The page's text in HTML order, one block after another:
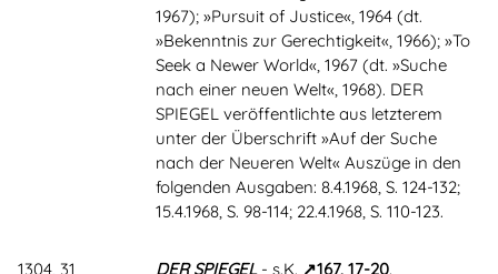
1967); »Pursuit of Justice«, 1964 (dt.
»Bekenntnis zur Gerechtigkeit«, 1966); »To
Seek a Newer World«, 1967 (dt. »Suche
nach einer neuen Welt«, 1968). DER
SPIEGEL veröffentlichte aus letzterem
unter der Überschrift »Auf der Suche
nach der Neueren Welt« Auszüge in den
folgenden Ausgaben: 8.4.1968, S. 124-132;
15.4.1968, S. 98-114; 22.4.1968, S. 110-123.
1304, 31 DER SPIEGEL- s.K. 167, 17-20.